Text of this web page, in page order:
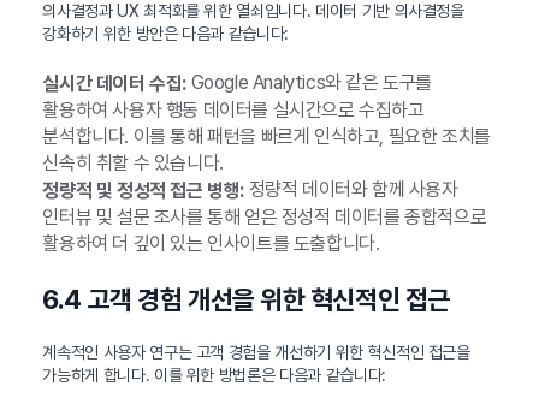
의사결정과 UX 최적화를 위한 열쇠입니다. 데이터 기반 의사결정을
강화하기 위한 방안은 다음과 같습니다:
실시간 데이터 수집:Google Analytics와 같은 도구를
활용하여 사용자 행동 데이터를 실시간으로 수집하고
분석합니다. 이를 통해 패턴을 빠르게 인식하고, 필요한 조치를
신속히 취할 수 있습니다.
정량적 및 정성적 접근 병행:정량적 데이터와 함께 사용자
인터뷰 및 설문 조사를 통해 얻은 정성적 데이터를 종합적으로
활용하여 더 깊이 있는 인사이트를 도출합니다.
6.4 고객 경험 개선을 위한 혁신적인 접근
계속적인 사용자 연구는 고객 경험을 개선하기 위한 혁신적인 접근을
가능하게 합니다. 이를 위한 방법론은 다음과 같습니다: